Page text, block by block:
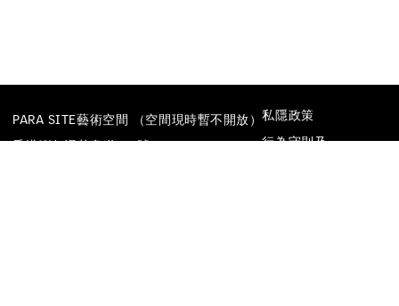
PARA SITE藝術空間 （空間現時暫不開放）
香港鰂魚涌英皇道677號
私隱政策
行為守則及